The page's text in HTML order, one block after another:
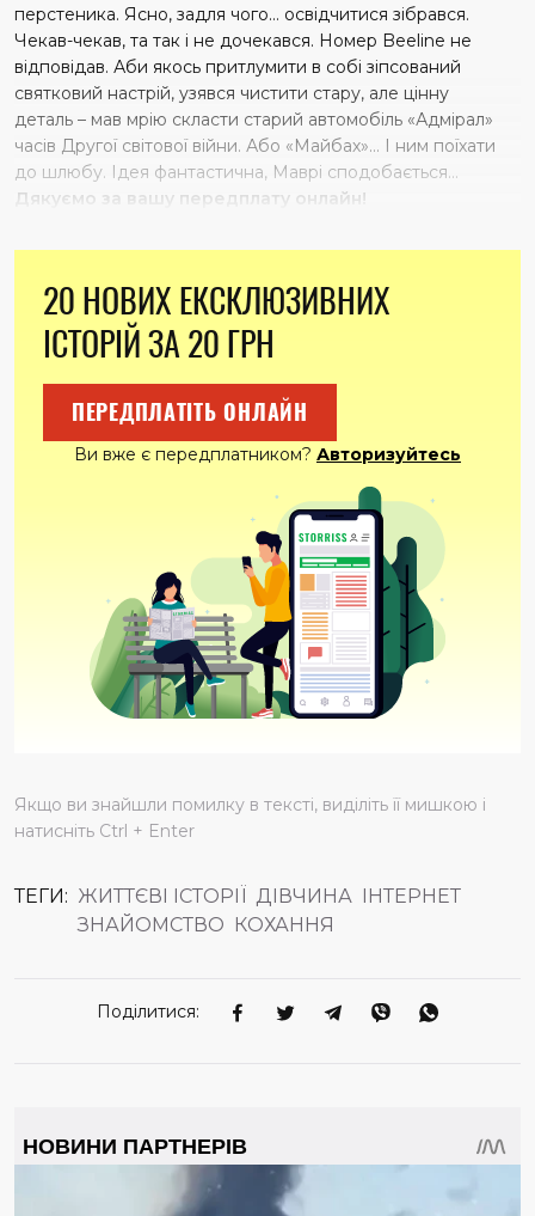
перстеника. Ясно, задля чого… освідчитися зіб­рався.
Чекав-чекав, та так і не дочекався. Номер Beeline не
відповідав. Аби якось притлумити в собі зіпсований
святковий настрій, узявся чистити стару, але цінну
деталь – мав мрію скласти старий автомобіль «Адмірал»
часів Другої світової війни. Або «Майбах»… І ним поїхати
до шлюбу. Ідея фантастична, Маврі сподобається…
Дякуємо за вашу передплату онлайн!
20 НОВИХ ЕКСКЛЮЗИВНИХ
ІСТОРІЙ ЗА 20 ГРН
ПЕРЕДПЛАТІТЬ ОНЛАЙН
Ви вже є передплатником? Авторизуйтесь
Якщо ви знайшли помилку в тексті, виділіть її мишкою і
натисніть Ctrl + Enter
ТЕГИ: ЖИТТЄВІ ІСТОРІЇ ДІВЧИНА ІНТЕРНЕТ
ЗНАЙОМСТВО КОХАННЯ
Поділитися: